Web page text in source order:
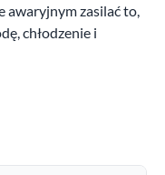
awaryjnym zasilać to,
chłodzenie i